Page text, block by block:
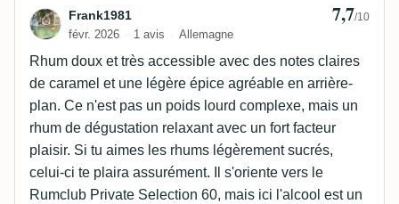
Avis de Frank1981
Frank1981
févr. 2026 1 avis Allemagne
7,7/10
Rhum doux et très accessible avec des notes claires
de caramel et une légère épice agréable en arrière-
plan. Ce n'est pas un poids lourd complexe, mais un
rhum de dégustation relaxant avec un fort facteur
plaisir. Si tu aimes les rhums légèrement sucrés,
celui-ci te plaira assurément. Il s'oriente vers le
Rumclub Private Selection 60, mais ici l'alcool est un